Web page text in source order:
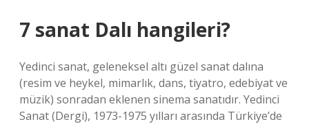
7 sanat Dalı hangileri?
Yedinci sanat, geleneksel altı güzel sanat dalına
(resim ve heykel, mimarlık, dans, tiyatro, edebiyat ve
müzik) sonradan eklenen sinema sanatıdır. Yedinci
Sanat (Dergi), 1973-1975 yılları arasında Türkiye’de